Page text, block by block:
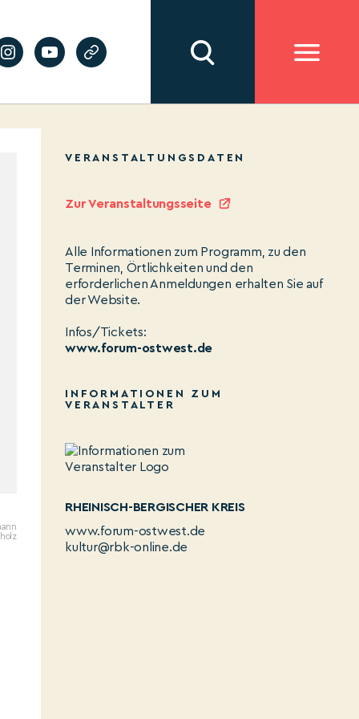
VERANSTALTUNGSDATEN
Zur Veranstaltungsseite
Alle Informationen zum Programm, zu den
Terminen, Örtlichkeiten und den
erforderlichen Anmeldungen erhalten Sie auf
der Website.
Infos/Tickets:
www.forum-ostwest.de
INFORMATIONEN ZUM
VERANSTALTER
RHEINISCH-BERGISCHER KREIS
www.forum-ostwest.de
kultur@rbk-online.de